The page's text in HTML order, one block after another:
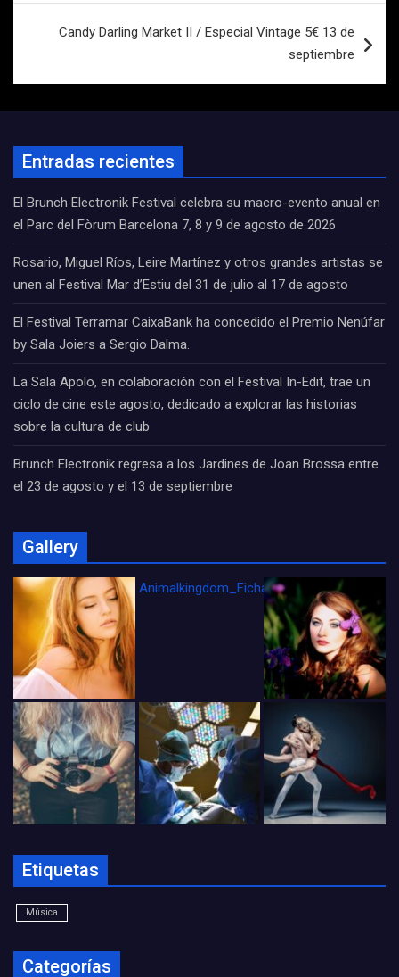
Candy Darling Market II / Especial Vintage 5€ 13 de
septiembre
Entradas recientes
El Brunch Electronik Festival celebra su macro-evento anual en
el Parc del Fòrum Barcelona 7, 8 y 9 de agosto de 2026
Rosario, Miguel Ríos, Leire Martínez y otros grandes artistas se
unen al Festival Mar d’Estiu del 31 de julio al 17 de agosto
El Festival Terramar CaixaBank ha concedido el Premio Nenúfar
by Sala Joiers a Sergio Dalma.
La Sala Apolo, en colaboración con el Festival In-Edit, trae un
ciclo de cine este agosto, dedicado a explorar las historias
sobre la cultura de club
Brunch Electronik regresa a los Jardines de Joan Brossa entre
el 23 de agosto y el 13 de septiembre
Gallery
Animalkingdom_FichaCine
Etiquetas
Música
Categorías